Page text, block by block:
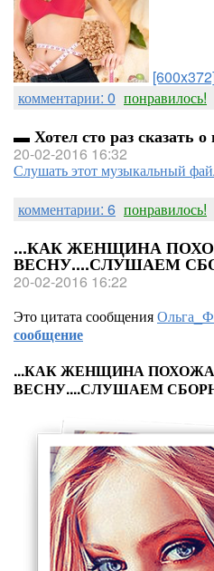
комментарии: 0 понравилось!
▬ Хотел сто раз сказать о
20-02-2016 16:32
Слушать этот музыкальный
комментарии: 6 понравилось!
...КАК ЖЕНЩИНА
ВЕСНУ....СЛУШАЕМ
20-02-2016 16:22
Это цитата сообщения
сообщение
...КАК ЖЕНЩИНА
ВЕСНУ....СЛУШАЕМ